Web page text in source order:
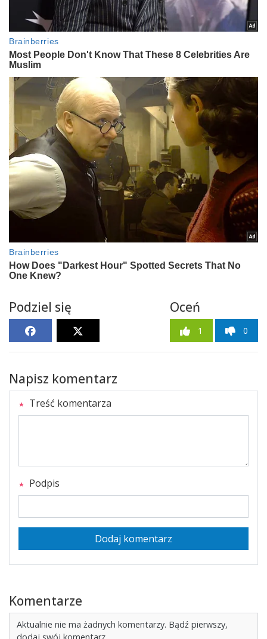
Podziel się Oceń
1 0
Napisz komentarz
Treść komentarza
Podpis
Dodaj komentarz
Komentarze
Aktualnie nie ma żadnych komentarzy. Bądź pierwszy,